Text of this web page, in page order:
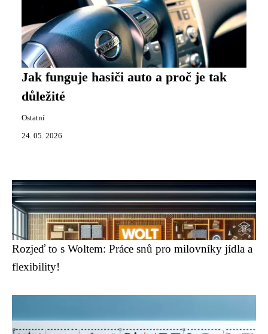
Jak funguje hasiči auto a proč je tak
důležité
Ostatní
24. 05. 2026
Rozjeď to s Woltem: Práce snů pro milovníky jídla a
flexibility!